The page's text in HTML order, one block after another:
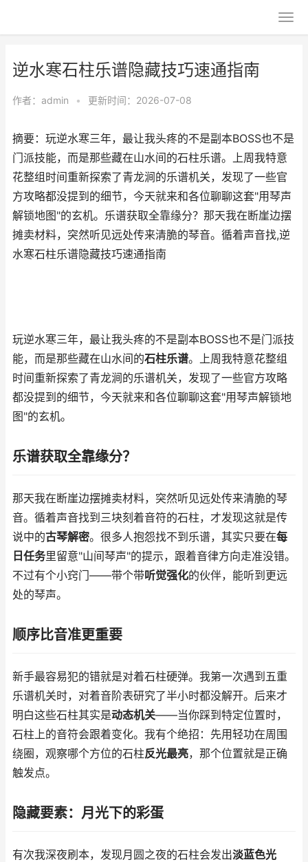
逆水寒石柱乐谱隐藏技巧速通指南
作者： admin • 更新时间：2026-07-08
摘要：玩逆水寒三年，最让我头疼的不是副本BOSS也不是
门派技能，而是那些藏在山水间的石柱乐谱。上周我特意
花整组时间重新探索了青龙涧的乐谱机关，发现了一些官
方攻略都没提到的细节，今天就来和各位聊聊这套"用琴声
解锁地图"的玄机。乐谱获取全靠缘分？那天我在断崖边摆
摊卖材料，突然听见远处传来清脆的琴音。循着声音找,逆
水寒石柱乐谱隐藏技巧速通指南
玩逆水寒三年，最让我头疼的不是副本BOSS也不是门派技
能，而是那些藏在山水间的石柱乐谱。上周我特意花整组
时间重新探索了青龙涧的乐谱机关，发现了一些官方攻略
都没提到的细节，今天就来和各位聊聊这套"用琴声解锁地
图"的玄机。
乐谱获取全靠缘分？
那天我在断崖边摆摊卖材料，突然听见远处传来清脆的琴
音。循着声音找到三块刻着音符的石柱，才发现这就是传
说中的古琴解密。很多人抱怨找不到乐谱，其实只要在每
日任务里留意"山间琴声"的提示，跟着音律方向走准没错。
不过有个小窍门——带个带听觉强化的伙伴，能听到更远
处的琴声。
顺序比音准更重要
新手最容易犯的错就是对着石柱硬弹。我第一次遇到五重
乐谱机关时，对着音阶表研究了半小时都没解开。后来才
明白这些石柱其实是动态机关——当你踩到特定位置时，
石柱上的音符会跟着变化。我有个绝招：先用轻功在周围
绕圈，观察哪个方位的石柱反光最亮，那个位置就是正确
触发点。
隐藏要素：月光下的彩蛋
有次我深夜刷本，发现月圆之夜的石柱会发出淡蓝色光